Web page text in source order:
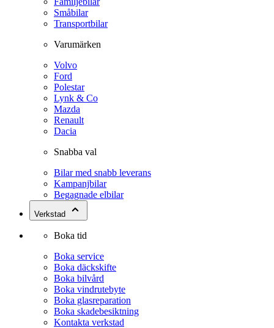
Småbilar
Transportbilar
Varumärken
Volvo
Ford
Polestar
Lynk & Co
Mazda
Renault
Dacia
Snabba val
Bilar med snabb leverans
Kampanjbilar
Begagnade elbilar
Verkstad
Boka tid
Boka service
Boka däckskifte
Boka bilvård
Boka vindrutebyte
Boka glasreparation
Boka skadebesiktning
Kontakta verkstad